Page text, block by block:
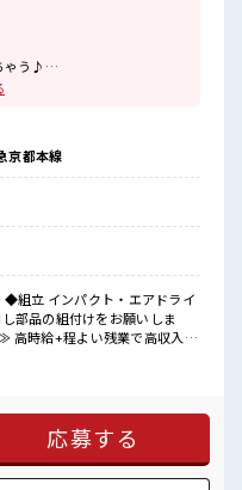
ゃう♪
でメニューも豊富★
なのはウレシイPoint☆
京都本線
組立 インパクト・エアドライ
部品の組付けをお願いしま
で自由な雰囲気の職場≫ 明
OK！ ≪食堂あり≫ カフェテリ
ューも豊富★ ■職場の雰
アカラーもOKなのはウレシイ
り！ オンオフの切替もでき
応募する